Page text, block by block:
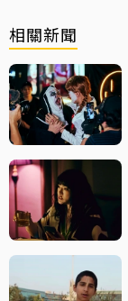
相關新聞